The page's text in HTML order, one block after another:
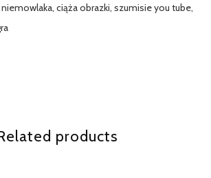
ciąża obrazki, szumisie you tube,
products